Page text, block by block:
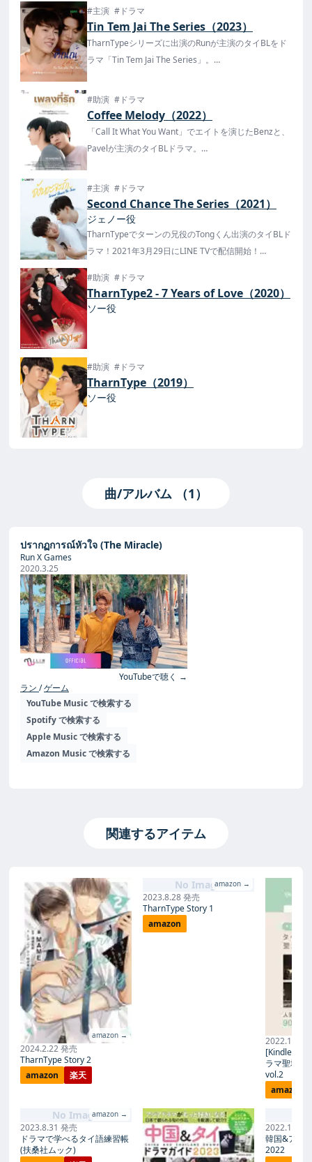
#主演 #ドラマ
Tin Tem Jai The Series（2023）
TharnTypeシリーズに出演のRunが主演のタイBLをド
ラマ「Tin Tem Jai The Series」。
日本では2月28日の毎週火曜1時15分 (日本標準時) よ
りMFlow EntertainmentのYouTubeチャンネルで配信
予定。
#助演 #ドラマ
Coffee Melody（2022）
「Call It What You Want」でエイトを演じたBenzと、
Pavelが主演のタイBLドラマ。
世界最速配信が決定！
#主演 #ドラマ
Second Chance The Series（2021）
ジェノー役
TharnTypeでターンの兄役のTongくん出演のタイBLド
ラマ！2021年3月29日にLINE TVで配信開始！
#助演 #ドラマ
TharnType2 - 7 Years of Love（2020）
ソー役
#助演 #ドラマ
TharnType（2019）
ソー役
曲/アルバム （1）
ปรากฏการณ์หัวใจ (The Miracle)
Run X Games
2020.3.25
YouTubeで聴く →
ラン
ゲーム
YouTube Music で検索する
Spotify で検索する
Apple Music で検索する
Amazon Music で検索する
関連するアイテム
amazon →
2024.2.22 発売
TharnType Story 2
amazon
楽天
No Imageamazon →
2023.8.31 発売
ドラマで学べるタイ語練習帳
(扶桑社ムック)
No Imageamazon →
2023.8.28 発売
TharnType Story 1
amazon
2022.1.31
[Kindle版も
ラマ聖地巡
vol.2
amazon
2022.1.31
韓国&アジ
2022